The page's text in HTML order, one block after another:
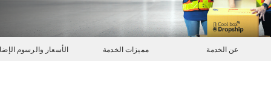
عن الخدمة مميزات الخدمة الأسعار والرسوم